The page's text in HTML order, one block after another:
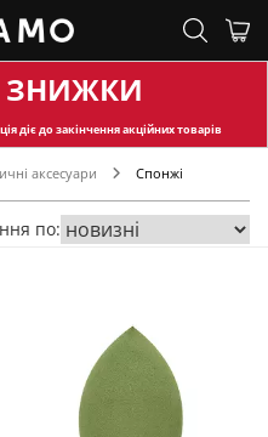
ЗНИЖКИ
діє до закінчення акційних товарів
аксесуари Спонжі
по: